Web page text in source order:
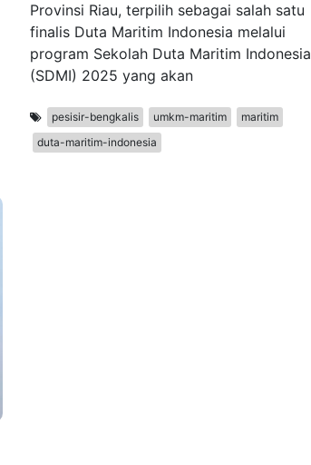
Provinsi Riau, terpilih sebagai salah satu
finalis Duta Maritim Indonesia melalui
program Sekolah Duta Maritim Indonesia
(SDMI) 2025 yang akan
pesisir-bengkalis umkm-maritim
maritim
duta-maritim-indonesia